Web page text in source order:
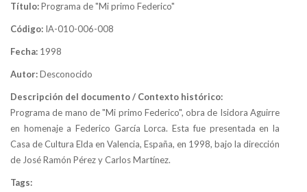
Título:Programa de "Mi primo Federico"
Código: IA-010-006-008
Fecha: 1998
Autor:Desconocido
Descripción del documento / Contexto histórico:
Programa de mano de "Mi primo Federico", obra de Isidora Aguirre
en homenaje a Federico García Lorca. Esta fue presentada en la
Casa de Cultura Elda en Valencia, España, en 1998, bajo la dirección
de José Ramón Pérez y Carlos Martínez.
Tags: